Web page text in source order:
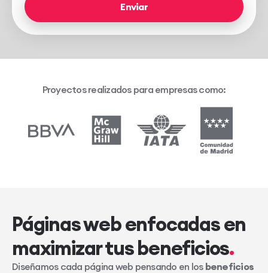
Enviar
Proyectos realizados para empresas como:
Páginas web enfocadas en
maximizar tus beneficios
Diseñamos cada página web pensando en los beneficios